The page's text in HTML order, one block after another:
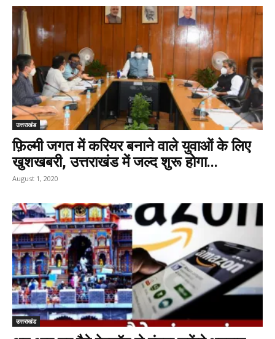
उत्तराखंड
फ़िल्मी जगत में करियर बनाने वाले युवाओं के लिए
खुशखबरी, उत्तराखंड में जल्द शुरू होगा...
August 1, 2020
उत्तराखंड